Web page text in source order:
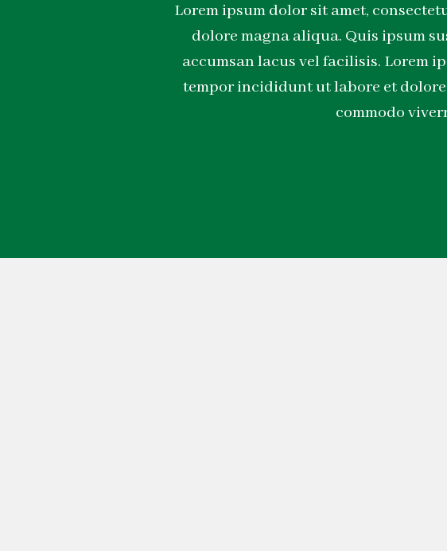
Lorem ipsum dolor sit amet,
dolore magna aliqua. Quis ipsum
accumsan lacus vel facilisis. Lorem
tempor incididunt ut labore et
commodo